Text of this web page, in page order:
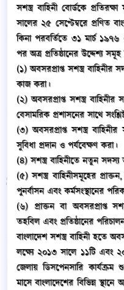
সশস্ত্র বাহিনী বোর্ডকে
সালের ২৫ সেপ্টেম্বরে প্রণিত
কিনা পরবর্তিতে ৩১ মার্চ
পর অত্র প্রতিষ্ঠানের উদ্দেশ্য সমূহ
(১) অবসরপ্রাপ্ত সশস্ত্র
কাজ করা।
(২) অবসরপ্রাপ্ত সশস্ত্র বাহিনীর
বেসামরিক প্রশাসনের সাথে
(৩) অবসরপ্রাপ্ত সশস্ত্র
সুবিধা প্রদান ও পর্যবেক্ষণ করা।
(৪) সশস্ত্র বাহিনীতে নতুন সদস্য
(৫) সশস্ত্র বাহিনীসমূহের
পুনর্বাসন এবং কর্মসংস্থানের
(৬) প্রাক্তন বা অবসরপ্রাপ্ত
তহবিল এবং প্রতিষ্ঠানের
বাংলাদেশ সশস্ত্র বাহিনী হতে
লক্ষ্যে ২০১৩ সালে ১১টি এবং
জেলায় ডিসপেনসারি
মাসে বাংলাদেশের বিভিন্ন